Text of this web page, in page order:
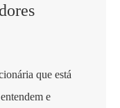
que está
e